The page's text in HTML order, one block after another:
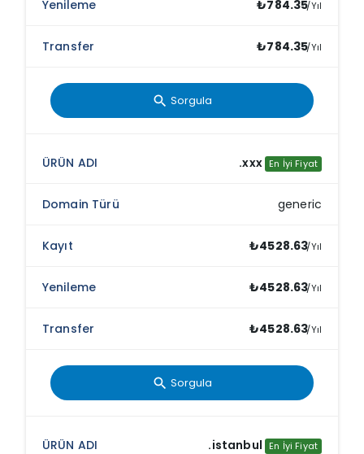
₺784.35/Yıl
₺784.35/Yıl
search Sorgula
.xxx En İyi Fiyat
generic
₺4528.63/Yıl
₺4528.63/Yıl
₺4528.63/Yıl
search Sorgula
.istanbul En İyi Fiyat